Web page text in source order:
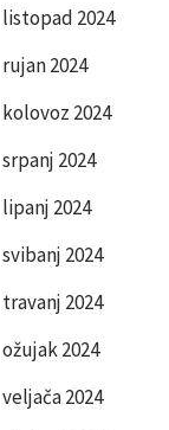
listopad 2024
rujan 2024
kolovoz 2024
srpanj 2024
lipanj 2024
svibanj 2024
travanj 2024
ožujak 2024
veljača 2024